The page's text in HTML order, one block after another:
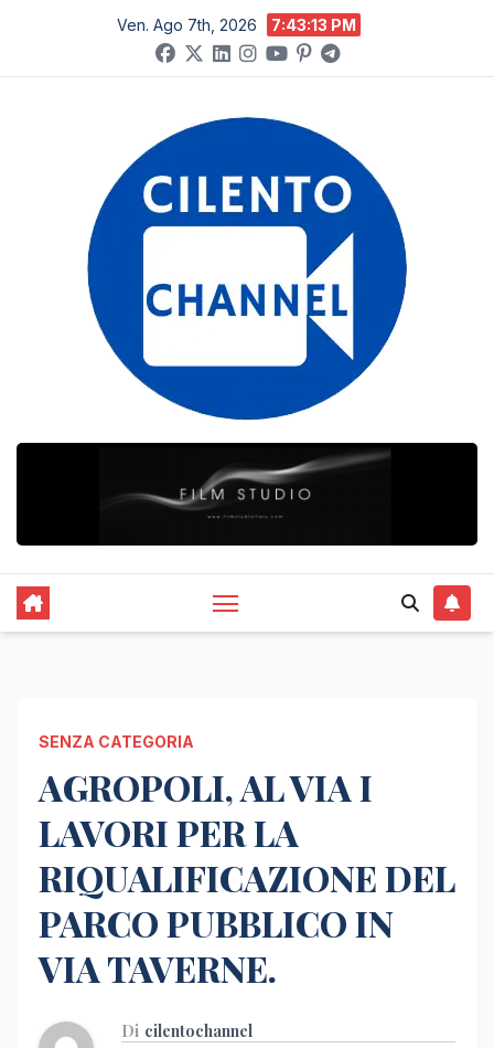
contenuto
Ven. Ago 7th, 2026 7:43:14 PM
SENZA CATEGORIA
AGROPOLI, AL VIA I
LAVORI PER LA
RIQUALIFICAZIONE DEL
PARCO PUBBLICO IN
VIA TAVERNE.
Di cilentochannel